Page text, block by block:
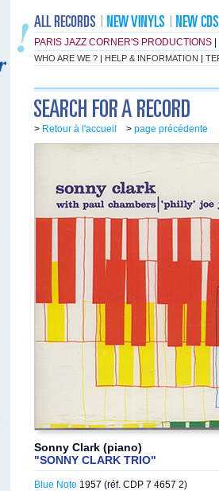
PARIS JAZZ CORNER'S PRODUCTIONS
WHO ARE WE ? | HELP & INFORMATION |
> Retour à l'accueil > page précédente
Sonny Clark (piano)
"SONNY CLARK TRIO"
Blue Note 1957 (réf. CDP 7 4657 2)